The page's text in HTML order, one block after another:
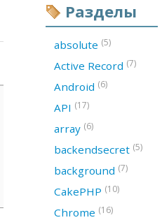
Разделы
absolute (5)
Active Record (7)
Android (6)
API (17)
array (6)
backendsecret (5)
background (7)
CakePHP (10)
Chrome (16)